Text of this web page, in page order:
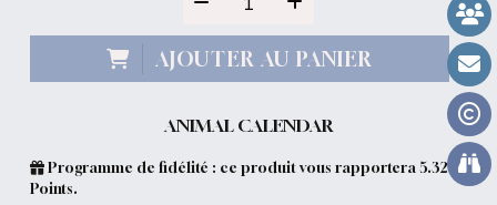
AJOUTER AU PANIER
ANIMAL CALENDAR
Programme de fidélité : ce produit vous rapportera5.32
Points.